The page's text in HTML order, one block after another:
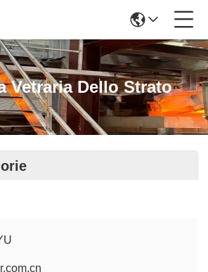
Vetraria Dello Strato